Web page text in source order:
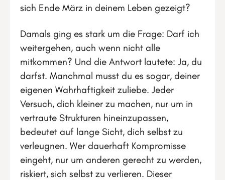
sich Ende März in deinem Leben gezeigt?
Damals ging es stark um die Frage: Darf ich
weitergehen, auch wenn nicht alle
mitkommen? Und die Antwort lautete: Ja, du
darfst. Manchmal musst du es sogar, deiner
eigenen Wahrhaftigkeit zuliebe. Jeder
Versuch, dich kleiner zu machen, nur um in
vertraute Strukturen hineinzupassen,
bedeutet auf lange Sicht, dich selbst zu
verleugnen. Wer dauerhaft Kompromisse
eingeht, nur um anderen gerecht zu werden,
riskiert, sich selbst zu verlieren. Dieser